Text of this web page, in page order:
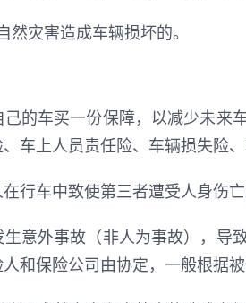
然灾害造成车辆损坏的。
的车买一份保障，以减少未
车上人员责任险、车辆损失险
行车中致使第三者遭受人身伤
意外事故（非人为事故），
和保险公司由协定，一般根据